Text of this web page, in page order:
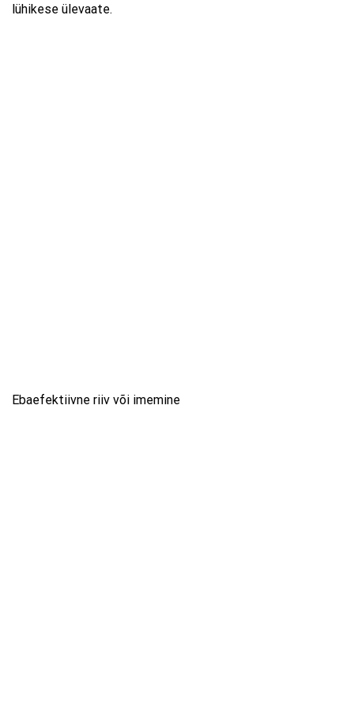
lühikese ülevaate.
Ebaefektiivne riiv või imemine